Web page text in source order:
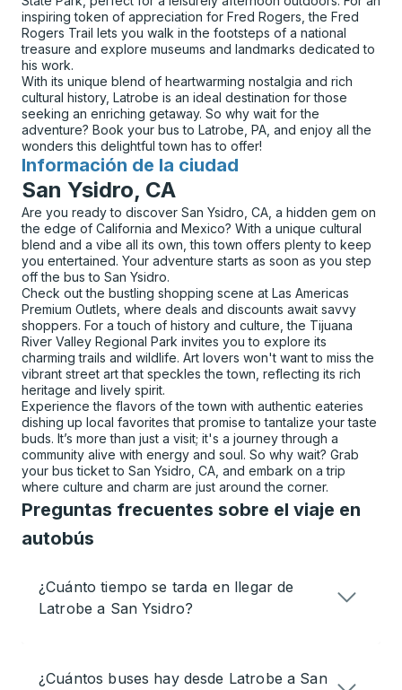
inspiring token of appreciation for Fred Rogers, the Fred
Rogers Trail lets you walk in the footsteps of a national
treasure and explore museums and landmarks dedicated to
his work.
With its unique blend of heartwarming nostalgia and rich
cultural history, Latrobe is an ideal destination for those
seeking an enriching getaway. So why wait for the
adventure? Book your bus to Latrobe, PA, and enjoy all the
wonders this delightful town has to offer!
Información de la ciudad
para
San Ysidro, CA
Are you ready to discover San Ysidro, CA, a hidden gem on
the edge of California and Mexico? With a unique cultural
blend and a vibe all its own, this town offers plenty to keep
you entertained. Your adventure starts as soon as you step
off the bus to San Ysidro.
Check out the bustling shopping scene at Las Americas
Premium Outlets, where deals and discounts await savvy
shoppers. For a touch of history and culture, the Tijuana
River Valley Regional Park invites you to explore its
charming trails and wildlife. Art lovers won't want to miss the
vibrant street art that speckles the town, reflecting its rich
heritage and lively spirit.
Experience the flavors of the town with authentic eateries
dishing up local favorites that promise to tantalize your taste
buds. It’s more than just a visit; it's a journey through a
community alive with energy and soul. So why wait? Grab
your bus ticket to San Ysidro, CA, and embark on a trip
where culture and charm are just around the corner.
Preguntas frecuentes sobre el viaje en
autobús
¿Cuánto tiempo se tarda en llegar de
Latrobe a San Ysidro?
¿Cuántos buses hay desde Latrobe a San